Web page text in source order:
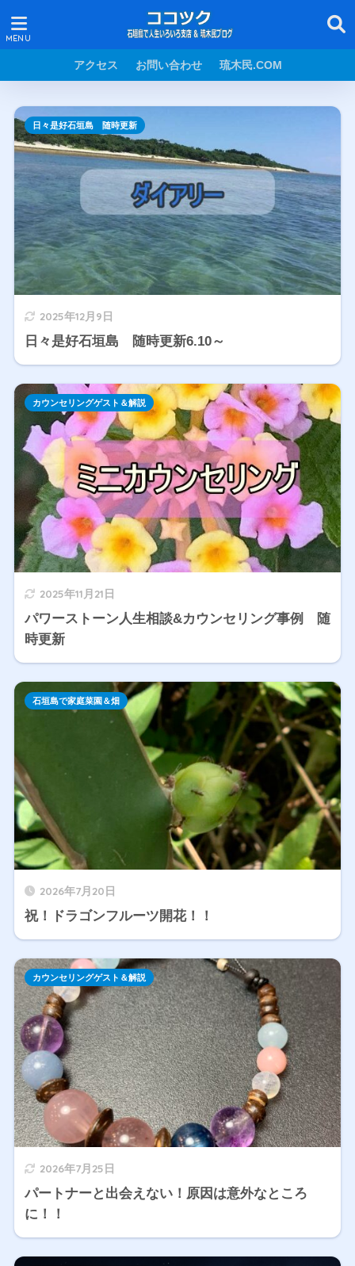
アクセス お問い合わせ 琉木民.COM
2025年12月9日
日々是好石垣島 随時更新6.10～
日々是好石垣島 随時更新
2025年11月21日
パワーストーン人生相談&カウンセリング事例 随
時更新
カウンセリングゲスト＆解説
2026年7月20日
祝！ドラゴンフルーツ開花！！
石垣島で家庭菜園＆畑
2026年7月25日
パートナーと出会えない！原因は意外なところ
に！！
カウンセリングゲスト＆解説